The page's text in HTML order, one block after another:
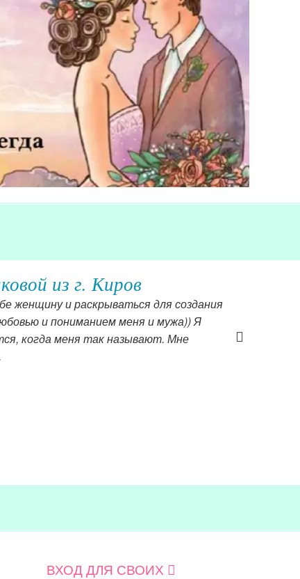
из г. Киров
женщину и раскрываться для создания
и пониманием меня и мужа)) Я
когда меня так называют. Мне
ВХОД ДЛЯ СВОИХ